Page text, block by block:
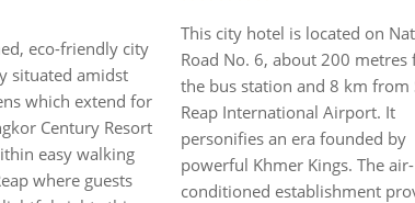
part of town,
Reap's latest
rooms all
and hot
guests enjoy a
The Villa